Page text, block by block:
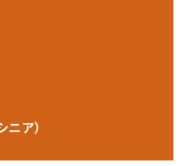
ニア）